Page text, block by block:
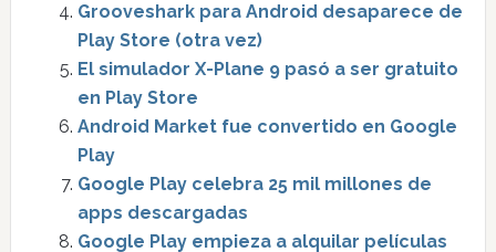
Grooveshark para Android desaparece de
Play Store (otra vez)
El simulador X-Plane 9 pasó a ser gratuito
en Play Store
Android Market fue convertido en Google
Play
Google Play celebra 25 mil millones de
apps descargadas
Google Play empieza a alquilar películas